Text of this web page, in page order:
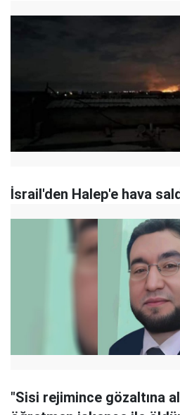
İsrail'den Halep'e hava
"Sisi rejimince gözaltına